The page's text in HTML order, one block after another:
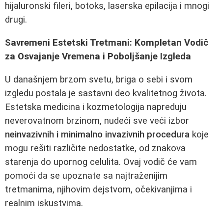
hijaluronski fileri, botoks, laserska epilacija i mnogi
drugi.
Savremeni Estetski Tretmani: Kompletan Vodič
za Osvajanje Vremena i Poboljšanje Izgleda
U današnjem brzom svetu, briga o sebi i svom
izgledu postala je sastavni deo kvalitetnog života.
Estetska medicina i kozmetologija napreduju
neverovatnom brzinom, nudeći sve veći izbor
neinvazivnih i minimalno invazivnih procedura koje
mogu rešiti različite nedostatke, od znakova
starenja do upornog celulita. Ovaj vodič će vam
pomoći da se upoznate sa najtraženijim
tretmanima, njihovim dejstvom, očekivanjima i
realnim iskustvima.